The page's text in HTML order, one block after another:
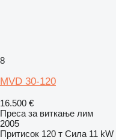
8
MVD 30-120
16.500 €
Преса за виткање лим
2005
Притисок 120 т Сила 11 kW